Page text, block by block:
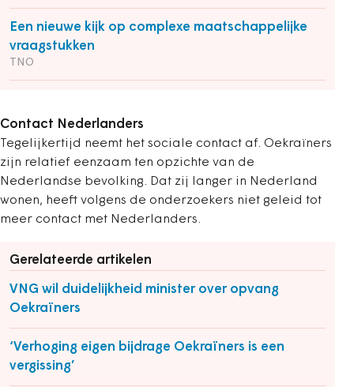
Een nieuwe kijk op complexe maatschappelijke
vraagstukken
TNO
Contact Nederlanders
Tegelijkertijd neemt het sociale contact af. Oekraïners
zijn relatief eenzaam ten opzichte van de
Nederlandse bevolking. Dat zij langer in Nederland
wonen, heeft volgens de onderzoekers niet geleid tot
meer contact met Nederlanders.
Gerelateerde artikelen
VNG wil duidelijkheid minister over opvang
Oekraïners
‘Verhoging eigen bijdrage Oekraïners is een
vergissing’